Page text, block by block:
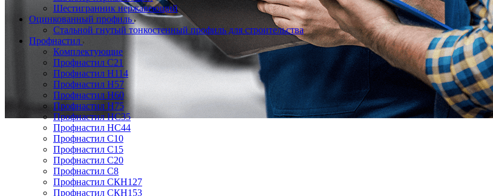
Шестигранник нержавеющий
Оцинкованный профиль
Стальной гнутый тонкостенный профиль для строительства
Профнастил
Комплектующие
Профнастил C21
Профнастил Н114
Профнастил Н57
Профнастил Н60
Профнастил Н75
Профнастил НС35
Профнастил НС44
Профнастил С10
Профнастил С15
Профнастил С20
Профнастил С8
Профнастил СКН127
Профнастил СКН153